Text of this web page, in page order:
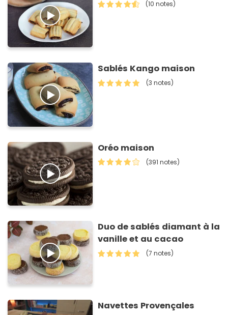
(10 notes)
Sablés Kango maison
(3 notes)
Oréo maison
(391 notes)
Duo de sablés diamant à la
vanille et au cacao
(7 notes)
Navettes Provençales